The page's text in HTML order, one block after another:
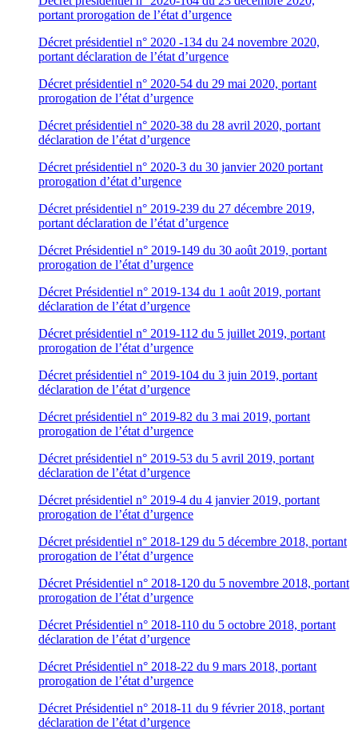
portant prorogation de l’état d’urgence
Décret présidentiel n° 2020 -134 du 24 novembre 2020,
portant déclaration de l’état d’urgence
Décret présidentiel n° 2020-54 du 29 mai 2020, portant
prorogation de l’état d’urgence
Décret présidentiel n° 2020-38 du 28 avril 2020, portant
déclaration de l’état d’urgence
Décret présidentiel n° 2020-3 du 30 janvier 2020 portant
prorogation d’état d’urgence
Décret présidentiel n° 2019-239 du 27 décembre 2019,
portant déclaration de l’état d’urgence
Décret Présidentiel n° 2019-149 du 30 août 2019, portant
prorogation de l’état d’urgence
Décret Présidentiel n° 2019-134 du 1 août 2019, portant
déclaration de l’état d’urgence
Décret présidentiel n° 2019-112 du 5 juillet 2019, portant
prorogation de l’état d’urgence
Décret présidentiel n° 2019-104 du 3 juin 2019, portant
déclaration de l’état d’urgence
Décret présidentiel n° 2019-82 du 3 mai 2019, portant
prorogation de l’état d’urgence
Décret présidentiel n° 2019-53 du 5 avril 2019, portant
déclaration de l’état d’urgence
Décret présidentiel n° 2019-4 du 4 janvier 2019, portant
prorogation de l’état d’urgence
Décret présidentiel n° 2018-129 du 5 décembre 2018, portant
prorogation de l’état d’urgence
Décret Présidentiel n° 2018-120 du 5 novembre 2018, portant
prorogation de l’état d’urgence
Décret Présidentiel n° 2018-110 du 5 octobre 2018, portant
déclaration de l’état d’urgence
Décret Présidentiel n° 2018-22 du 9 mars 2018, portant
prorogation de l’état d’urgence
Décret Présidentiel n° 2018-11 du 9 février 2018, portant
déclaration de l’état d’urgence